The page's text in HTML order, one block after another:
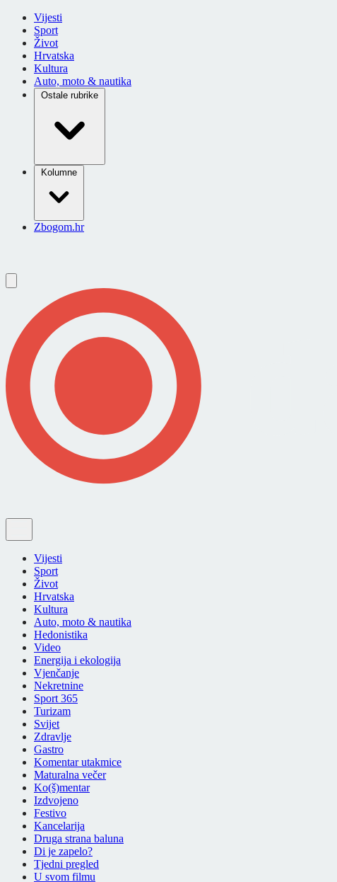
Vijesti
Sport
Život
Hrvatska
Kultura
Auto, moto & nautika
Ostale rubrike
Kolumne
Zbogom.hr
Vijesti
Sport
Život
Hrvatska
Kultura
Auto, moto & nautika
Hedonistika
Video
Energija i ekologija
Vjenčanje
Nekretnine
Sport 365
Turizam
Svijet
Zdravlje
Gastro
Komentar utakmice
Maturalna večer
Ko(š)mentar
Izdvojeno
Festivo
Kancelarija
Druga strana baluna
Di je zapelo?
Tjedni pregled
U svom filmu